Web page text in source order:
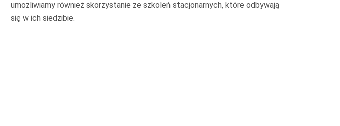
umożliwiamy również skorzystanie ze szkoleń stacjonarnych, które odbywają
się w ich siedzibie.